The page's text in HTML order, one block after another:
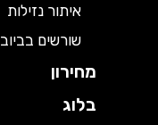
איתור נזילות
שורשים בביוב
מחירון
בלוג